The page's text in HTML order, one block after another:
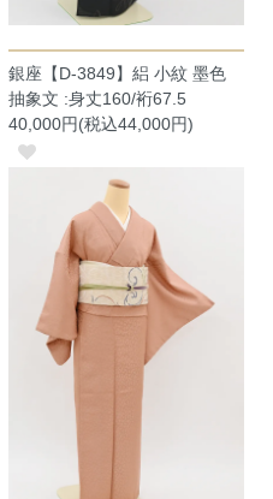
銀座【D-3849】絽 小紋 墨色
抽象文 :身丈160/裄67.5
40,000円(税込44,000円)